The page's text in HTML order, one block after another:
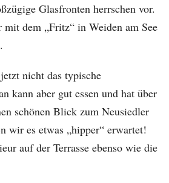
Glasfronten herrschen vor.
mit dem „Fritz“ in Weiden am See
nicht das typische
kann aber gut essen und hat über
schönen Blick zum Neusiedler
wir es etwas „hipper“ erwartet!
auf der Terrasse ebenso wie die